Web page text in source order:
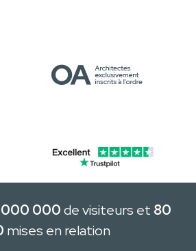
000 000de visiteurs et 80
mises en relation